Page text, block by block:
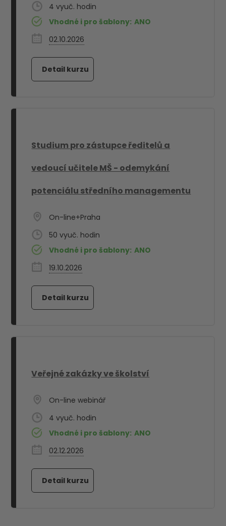
4
Vhodné i pro šablony: ANO
02.10.2026
Studium pro zástupce ředitelů a
vedoucí učitele MŠ - odemykání
potenciálu středního managementu
On-line+Praha
50
Vhodné i pro šablony: ANO
19.10.2026
Veřejné zakázky ve školství
On-line webinář
4
Vhodné i pro šablony: ANO
02.12.2026